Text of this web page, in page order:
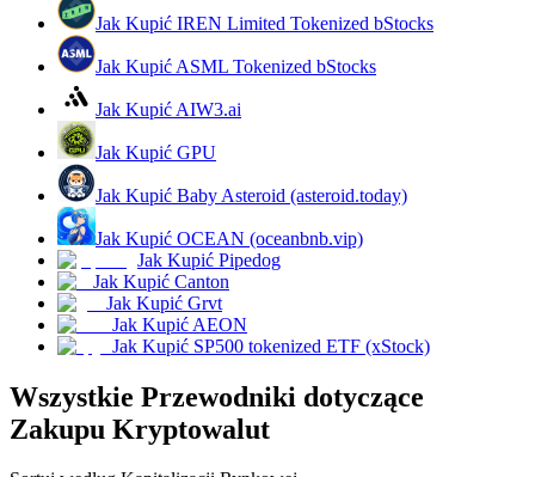
Zarabiać
Mocna Świnka
Codziennie zdobywaj konkurencyjne nagrody
Jak Kupić IREN Limited Tokenized bStocks
Jak Kupić ASML Tokenized bStocks
Jak Kupić AIW3.ai
Jak Kupić GPU
Jak Kupić Baby Asteroid (asteroid.today)
Jak Kupić OCEAN (oceanbnb.vip)
Jak Kupić Pipedog
Jak Kupić Canton
Jak Kupić Grvt
Jak Kupić AEON
Jak Kupić SP500 tokenized ETF (xStock)
Wszystkie Przewodniki dotyczące
Zakupu Kryptowalut